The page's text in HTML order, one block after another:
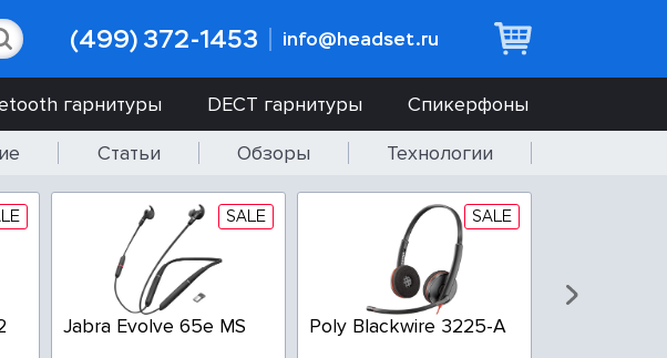
(499) 372-1453 info@headset.ru
гарнитуры DECT гарнитуры
Спикерфоны
Статьи Обзоры Технологии
SALE
Jabra Evolve 65e MS
SALE
Poly Blackwire 3225-A